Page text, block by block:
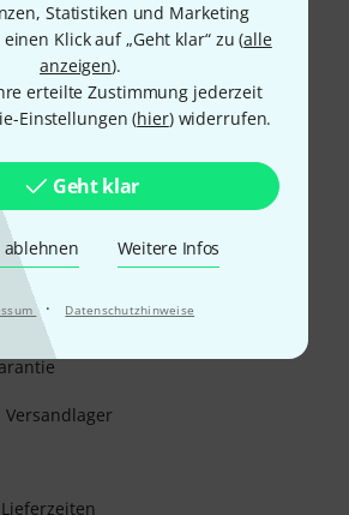
Statistiken und Marketing
Klick auf „Geht klar“ zu (alle
anzeigen).
erteilte Zustimmung jederzeit
Einstellungen (hier) widerrufen.
Geht klar
ablehnen Weitere Infos
· Datenschutzhinweise
und sicher per Nachnahme,
Pay,Klarna Sofort bezahlen
oder Kreditkarte.
Garantie
Garantie
Versandlager